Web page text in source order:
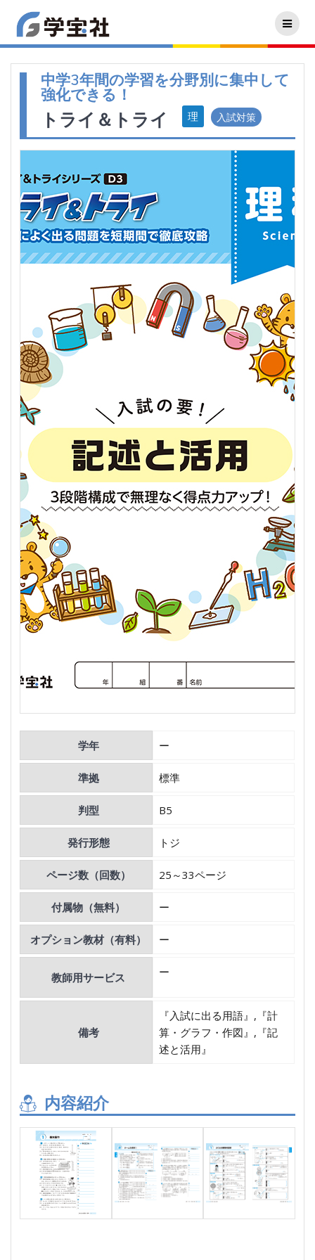
中学3年間の学習を分野別に集中して
強化できる！
トライ＆トライ 入試対策
学年 ー
準拠 標準
判型 B5
発行形態 トジ
ページ数（回数） 25～33ページ
付属物（無料） ー
オプション教材（有料） ー
教師用サービス ー
備考
『入試に出る用語』,『計
算・グラフ・作図』,『記
述と活用』
内容紹介